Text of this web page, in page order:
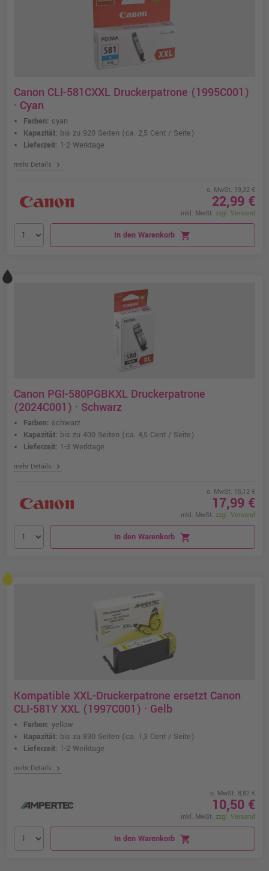
Canon CLI-581CXXL Druckerpatrone (1995C001)
· Cyan
Farben: cyan
Kapazität: bis zu 920 Seiten (ca. 2,5 Cent / Seite)
Lieferzeit: 1-2 Werktage
mehr Details chevron_right
o. MwSt. 19,32 €
22,99 €
inkl. MwSt. zzgl. Versand
In den Warenkorb shopping_cart
Canon PGI-580PGBKXL Druckerpatrone
(2024C001) · Schwarz
Farben: schwarz
Kapazität: bis zu 400 Seiten (ca. 4,5 Cent / Seite)
Lieferzeit: 1-3 Werktage
mehr Details chevron_right
o. MwSt. 15,12 €
17,99 €
inkl. MwSt. zzgl. Versand
In den Warenkorb shopping_cart
Kompatible XXL-Druckerpatrone ersetzt Canon
CLI-581Y XXL (1997C001) · Gelb
Farben: yellow
Kapazität: bis zu 830 Seiten (ca. 1,3 Cent / Seite)
Lieferzeit: 1-2 Werktage
mehr Details chevron_right
o. MwSt. 8,82 €
10,50 €
inkl. MwSt. zzgl. Versand
In den Warenkorb shopping_cart